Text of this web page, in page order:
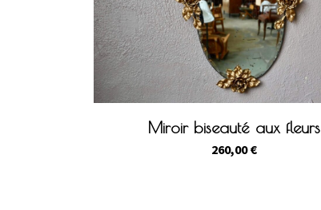
Miroir biseauté aux fleurs
260,00€